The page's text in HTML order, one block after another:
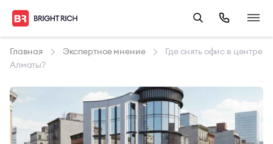
Главная Экспертное мнение
Где снять офис в центре
Алматы?